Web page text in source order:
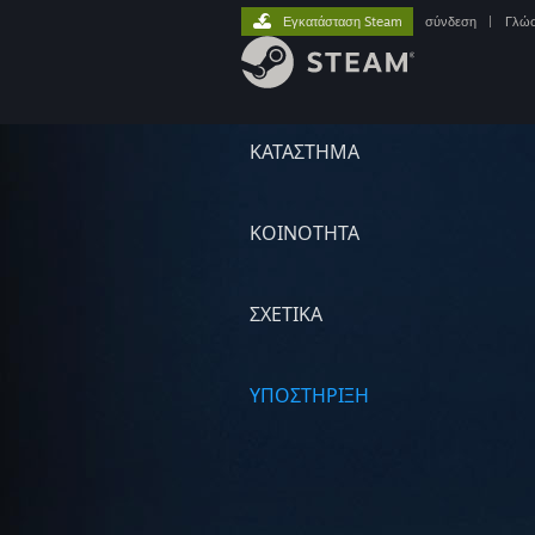
ΚΑΤΑΣΤΗΜΑ
ΚΟΙΝΟΤΗΤΑ
ΣΧΕΤΙΚΆ
ΥΠΟΣΤΗΡΙΞΗ
Εγκατάσταση Steam σύνδεση